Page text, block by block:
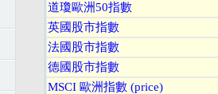
道瓊歐洲50指數
英國股市指數
法國股市指數
德國股市指數
MSCI 歐洲指數 (price)